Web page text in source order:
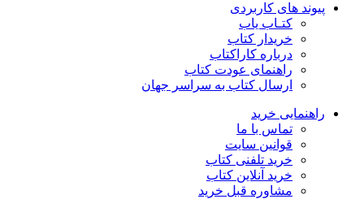
پیوند های کاربردی
کتـاب یاب
خریدار کتاب
درباره کاراکتاب
راهنمای عودت کتاب
ارسال کتاب به سراسر جهان
راهنمایی خرید
تماس با ما
قوانین سایت
خرید تلفنی کتاب
خرید آنلاین کتاب
مشاوره قبل خرید